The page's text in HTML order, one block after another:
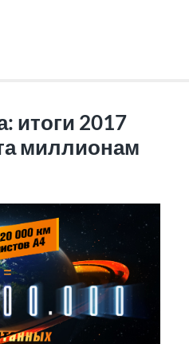
итоги 2017
миллионам